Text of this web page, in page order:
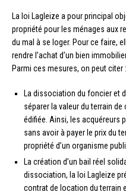
La loi Lagleize a pour principal
propriété pour les ménages aux
du mal à se loger. Pour ce faire,
rendre l’achat d’un bien
Parmi ces mesures, on peut citer :
La dissociation du foncier et
séparer la valeur du terrain
édifiée. Ainsi, les acquéreurs
sans avoir à payer le prix du
propriété d’un organisme
La création d’un bail réel
dissociation, la loi Lagleize
contrat de location du terrain